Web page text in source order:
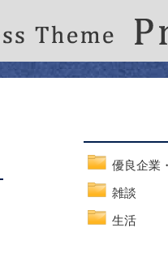
優良企業
雑談
生活